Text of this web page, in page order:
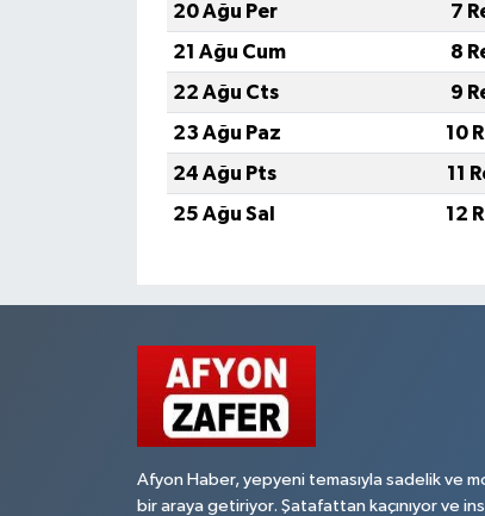
20 Ağu Per
7
21 Ağu Cum
8
22 Ağu Cts
9
23 Ağu Paz
10
24 Ağu Pts
11
25 Ağu Sal
12
Afyon Haber, yepyeni temasıyla sadelik ve
bir araya getiriyor. Şatafattan kaçınıyor ve